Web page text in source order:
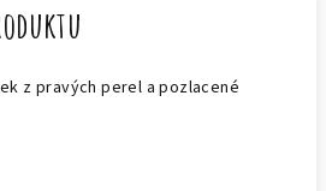
z pravých perel a pozlacené